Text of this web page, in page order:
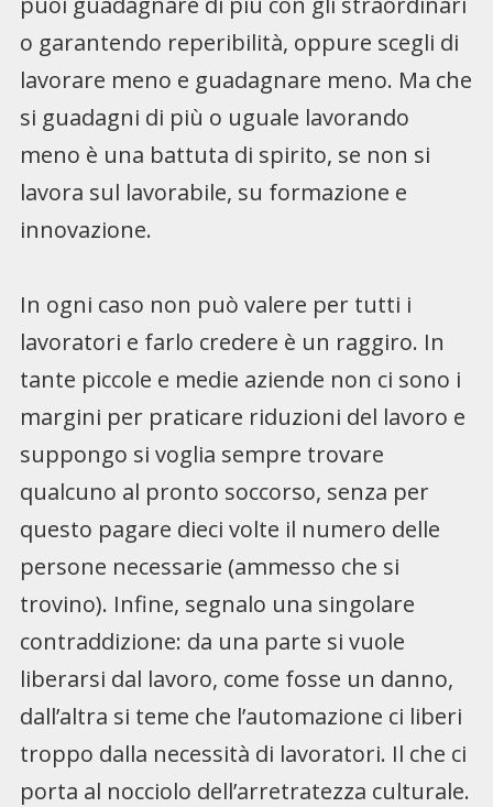
o garantendo reperibilità, oppure scegli di
lavorare meno e guadagnare meno. Ma che
si guadagni di più o uguale lavorando
meno è una battuta di spirito, se non si
lavora sul lavorabile, su formazione e
innovazione.
In ogni caso non può valere per tutti i
lavoratori e farlo credere è un raggiro. In
tante piccole e medie aziende non ci sono i
margini per praticare riduzioni del lavoro e
suppongo si voglia sempre trovare
qualcuno al pronto soccorso, senza per
questo pagare dieci volte il numero delle
persone necessarie (ammesso che si
trovino). Infine, segnalo una singolare
contraddizione: da una parte si vuole
liberarsi dal lavoro, come fosse un danno,
dall’altra si teme che l’automazione ci liberi
troppo dalla necessità di lavoratori. Il che ci
porta al nocciolo dell’arretratezza culturale.